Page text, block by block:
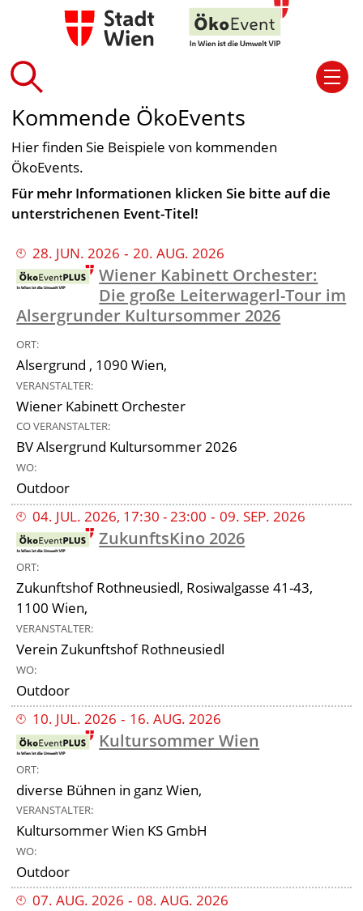
Kommende ÖkoEvents
Hier finden Sie Beispiele von kommenden
ÖkoEvents.
Für mehr Informationen klicken Sie bitte auf die
unterstrichenen Event-Titel!
28. JUN.2026 ‐ 20.AUG.2026
Wiener Kabinett Orchester:
Die große Leiterwagerl-Tour im
Alsergrunder Kultursommer 2026
ORT
Alsergrund , 1090 Wien,
VERANSTALTER
Wiener Kabinett Orchester
CO VERANSTALTER
BV Alsergrund Kultursommer 2026
WO
Outdoor
04. JUL.2026, 17:30 -23:00 ‐ 09.SEP.2026
ZukunftsKino 2026
ORT
Zukunftshof Rothneusiedl, Rosiwalgasse 41-43,
1100 Wien,
VERANSTALTER
Verein Zukunftshof Rothneusiedl
WO
Outdoor
10. JUL.2026 ‐ 16.AUG.2026
Kultursommer Wien
ORT
diverse Bühnen in ganz Wien,
VERANSTALTER
Kultursommer Wien KS GmbH
WO
Outdoor
07.AUG.2026 ‐ 08.AUG.2026